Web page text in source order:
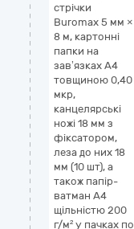
стрічки
Buromax 5 мм ×
8 м, картонні
папки на
зав’язках А4
товщиною 0,40
мкр,
канцелярські
ножі 18 мм з
фіксатором,
леза до них 18
мм (10 шт), а
також папір-
ватман А4
щільністю 200
г/м² у пачках по